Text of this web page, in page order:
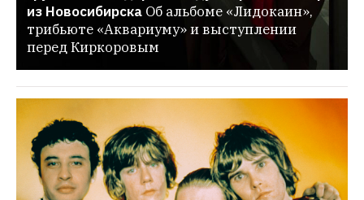
из Новосибирска Об альбоме «Лидокаин»,
трибьюте «Аквариуму» и выступлении
перед Киркоровым